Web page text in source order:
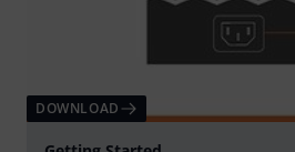
DOWNLOAD